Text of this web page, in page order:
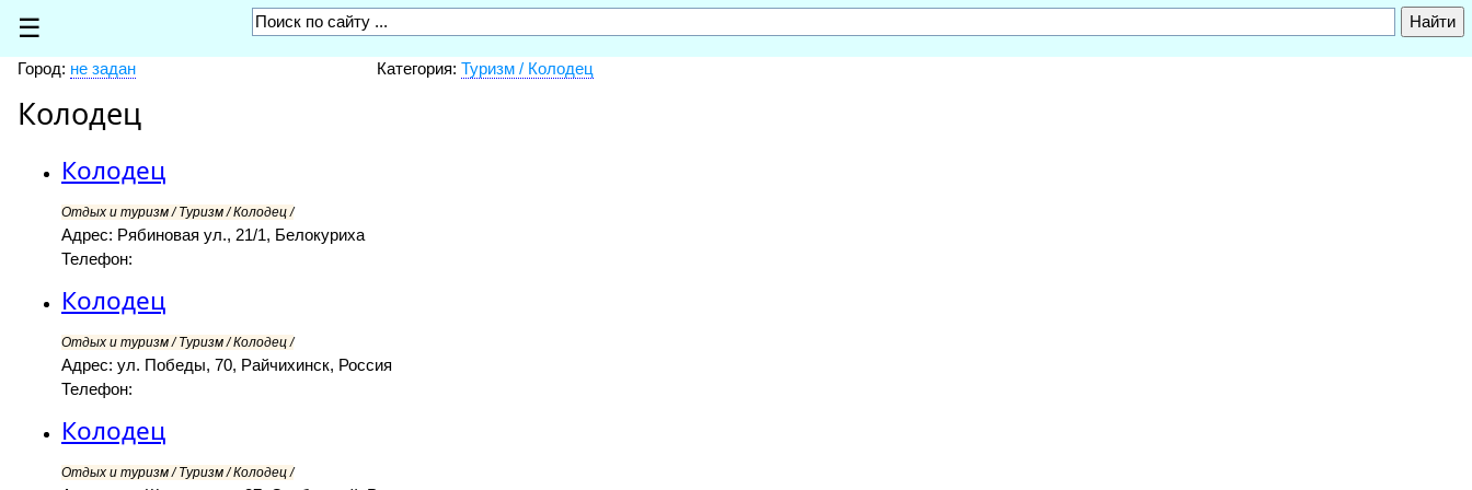
☰
Город: не задан Категория: Туризм / Колодец
Колодец
Колодец
Отдых и туризм / Туризм / Колодец /
Адрес: Рябиновая ул., 21/1, Белокуриха
Телефон:
Колодец
Отдых и туризм / Туризм / Колодец /
Адрес: ул. Победы, 70, Райчихинск, Россия
Телефон:
Колодец
Отдых и туризм / Туризм / Колодец /